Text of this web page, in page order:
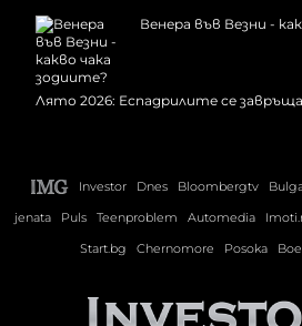
Венера във Везни -
Лято 2026: Еспадрилите се
Investor Dnes Bloombergtv
jenata
Puls Teenproblem Automedia
Start.bg
Chernomore Posoka